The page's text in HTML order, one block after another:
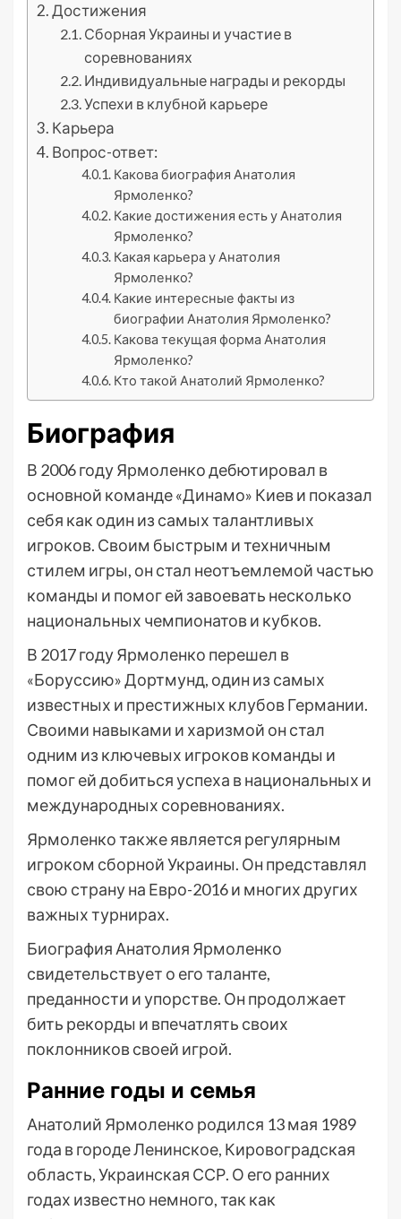
Достижения
Сборная Украины и участие в
соревнованиях
Индивидуальные награды и рекорды
Успехи в клубной карьере
Карьера
Вопрос-ответ:
Какова биография Анатолия
Ярмоленко?
Какие достижения есть у Анатолия
Ярмоленко?
Какая карьера у Анатолия
Ярмоленко?
Какие интересные факты из
биографии Анатолия Ярмоленко?
Какова текущая форма Анатолия
Ярмоленко?
Кто такой Анатолий Ярмоленко?
Биография
В 2006 году Ярмоленко дебютировал в
основной команде «Динамо» Киев и показал
себя как один из самых талантливых
игроков. Своим быстрым и техничным
стилем игры, он стал неотъемлемой частью
команды и помог ей завоевать несколько
национальных чемпионатов и кубков.
В 2017 году Ярмоленко перешел в
«Боруссию» Дортмунд, один из самых
известных и престижных клубов Германии.
Своими навыками и харизмой он стал
одним из ключевых игроков команды и
помог ей добиться успеха в национальных и
международных соревнованиях.
Ярмоленко также является регулярным
игроком сборной Украины. Он представлял
свою страну на Евро-2016 и многих других
важных турнирах.
Биография Анатолия Ярмоленко
свидетельствует о его таланте,
преданности и упорстве. Он продолжает
бить рекорды и впечатлять своих
поклонников своей игрой.
Ранние годы и семья
Анатолий Ярмоленко родился 13 мая 1989
года в городе Ленинское, Кировоградская
область, Украинская ССР. О его ранних
годах известно немного, так как